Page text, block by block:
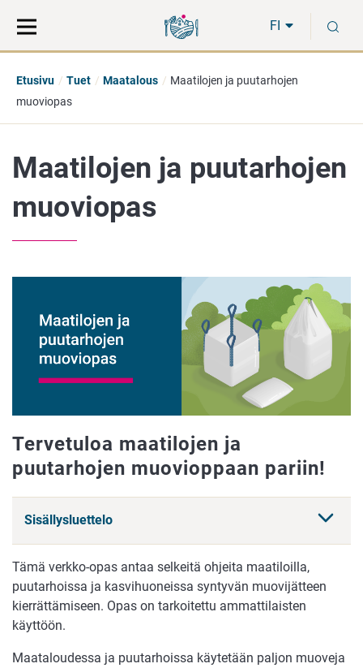
suoraan
sisältöön
koko
sivuston
FI
Etusivu Tuet Maatalous
Maatilojen ja puutarhojen
muoviopas
Maatilojen ja puutarhojen
muoviopas
Tervetuloa maatilojen ja
puutarhojen muovioppaan pariin!
Sisällysluettelo
Tämä verkko-opas antaa selkeitä ohjeita maatiloilla,
puutarhoissa ja kasvihuoneissa syntyvän muovijätteen
kierrättämiseen. Opas on tarkoitettu ammattilaisten
käyttöön.
Maataloudessa ja puutarhoissa käytetään paljon muoveja